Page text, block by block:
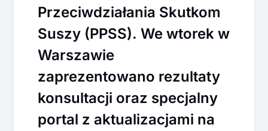
Przeciwdziałania Skutkom
Suszy (PPSS). We wtorek w
Warszawie
zaprezentowano rezultaty
konsultacji oraz specjalny
portal z aktualizacjami na